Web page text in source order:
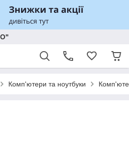
Комп'ютери та ноутбуки